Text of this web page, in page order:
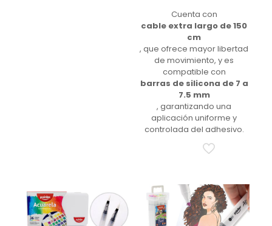
Cuenta con
cable extra largo de 150
cm
, que ofrece mayor libertad
de movimiento, y es
compatible con
barras de silicona de 7 a
7.5 mm
, garantizando una
aplicación uniforme y
controlada del adhesivo.